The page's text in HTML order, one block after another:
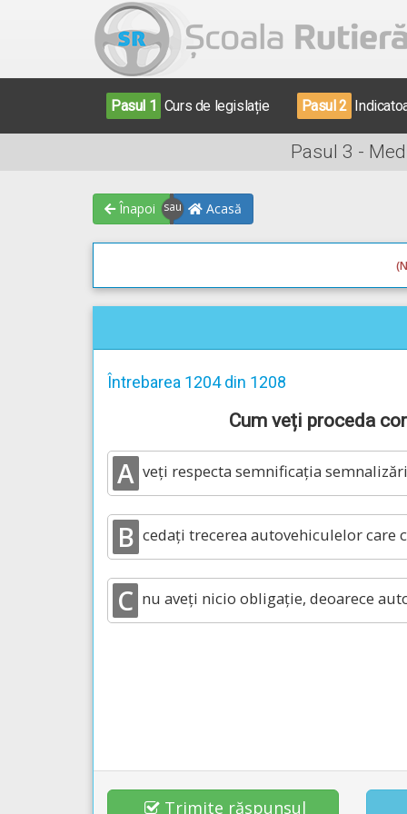
Pasul 1 Curs de legislație Pasul 2
Pasul 3 -
Înapoi Acasă
Întrebarea 1204 din 1208
Cum veți proceda
A veți respecta semnificația
B cedați trecerea autovehiculelor
C nu aveți nicio obligație, deoarece
Trimite răspunsul